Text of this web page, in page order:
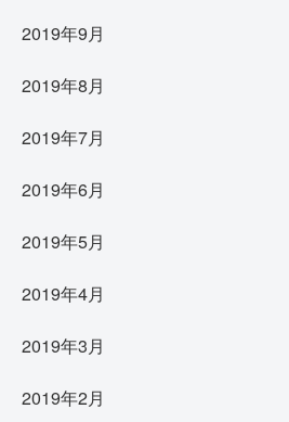
2019年9月
2019年8月
2019年7月
2019年6月
2019年5月
2019年4月
2019年3月
2019年2月